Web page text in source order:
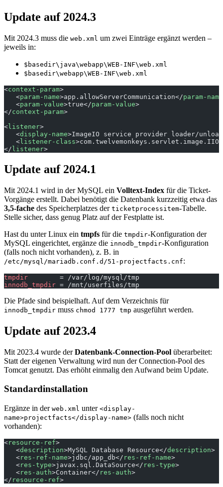
Update auf 2024.3
Mit 2024.3 muss die web.xml um zwei Einträge ergänzt werden –
jeweils in:
$basedir\java\webapp\WEB-INF\web.xml
$basedir\webapp\WEB-INF\web.xml
<context-param>
   <
param-name>app.allowServerCommunication</param-name
   <
param-value>true</param-value>
</context-param>
< listener>
   <
display-name>ImageIO service provider loader/
   <
listener-class
</ listener>
Update auf 2024.1
Mit 2024.1 wird in der MySQL ein Volltext-Index für die Ticket-
Vorgänge erstellt. Dabei benötigt die Datenbank kurzzeitig etwa das
3,5-fache des Speicherplatzes der ticketprocessitem-Tabelle.
Stelle sicher, dass genug Platz auf der Festplatte ist.
Hast du unter Linux ein tmpfs für die tmpdir-Konfiguration der
MySQL eingerichtet, ergänze die innodb_tmpdir-Konfiguration
(falls noch nicht vorhanden), z. B. in
/etc/mysql/mariadb.conf.d/51-projectfacts.cnf:
tmpdir
        = /var/log/mysql/tmp
innodb_tmpdir = /mnt/userfiles/tmp
Die Pfade sind beispielhaft. Auf dem Verzeichnis für
innodb_tmpdir muss chmod 1777 tmp ausgeführt werden.
Update auf 2023.4
Mit 2023.4 wurde derDatenbank-Connection-Pool überarbeitet:
Statt der eigenen Verwaltung wird nun der Connection-Pool des
Tomcat genutzt. Das erhöht einmalig den Aufwand beim Update.
Standardinstallation
Ergänze in der web.xml unter <display-
name>projectfacts</display-name> (falls noch nicht
vorhanden):
<resource-ref>
   <
description>MySQL Database Resource</description>
   <
res-ref-name>jdbc/app_db</ res-ref-name>
   <
res-type>javax.sql.DataSource</ res-type>
   <
res-auth>Container</ res-auth>
</ resource-ref>